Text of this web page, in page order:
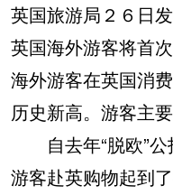
英国旅游局２６日
英国海外游客将首
海外游客在英国消
历史新高。游客主
自去年“脱欧”公
游客赴英购物起到